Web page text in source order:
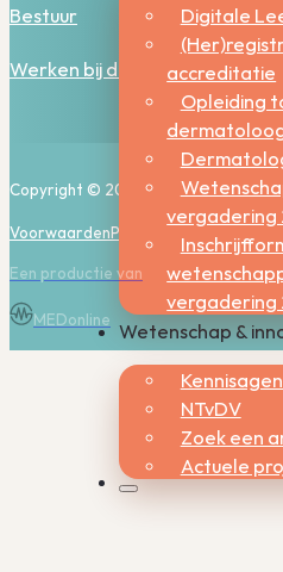
Digitale
accreditatie
Opleiding
vergadering
vergadering
Wetenschap &
NTvDV
Zoek een
Actuele
Bestuur
Werken bij de NVDV
Copyright © 2026, Nederlandse
VoorwaardenPrivacy Cookies
Een productie van
MEDonline